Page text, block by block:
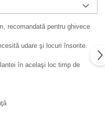
recomandată pentru ghivece
udare şi locuri însorite.
în acelaşi loc timp de